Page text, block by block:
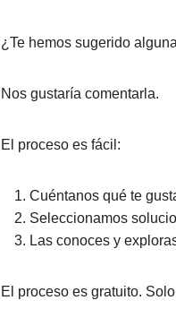
¿Te hemos sugerido
Nos gustaría comentarla.
El proceso es fácil:
Cuéntanos qué te
Seleccionamos
Las conoces y
El proceso es gratuito.